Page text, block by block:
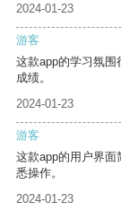
2024-01-23
游客
这款app的学习氛
成绩。
2024-01-23
游客
这款app的用户界
悉操作。
2024-01-23